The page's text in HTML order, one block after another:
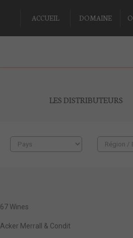
ACCUEIL DOMAINE
LES DISTRIBUTEURS
67 Wines
Acker Merrall & Condit